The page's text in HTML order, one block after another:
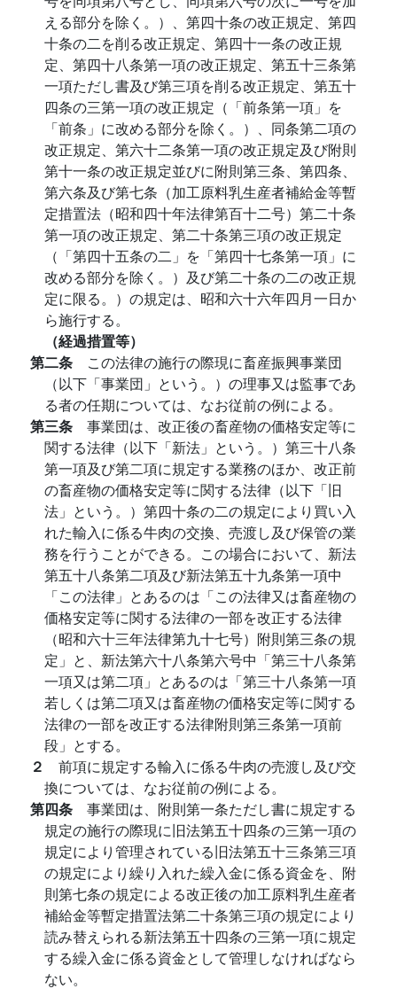
える部分を除く。）、第四十条の改正規定、第四
十条の二を削る改正規定、第四十一条の改正規
定、第四十八条第一項の改正規定、第五十三条第
一項ただし書及び第三項を削る改正規定、第五十
四条の三第一項の改正規定（「前条第一項」を
「前条」に改める部分を除く。）、同条第二項の
改正規定、第六十二条第一項の改正規定及び附則
第十一条の改正規定並びに附則第三条、第四条、
第六条及び第七条（加工原料乳生産者補給金等暫
定措置法（昭和四十年法律第百十二号）第二十条
第一項の改正規定、第二十条第三項の改正規定
（「第四十五条の二」を「第四十七条第一項」に
改める部分を除く。）及び第二十条の二の改正規
定に限る。）の規定は、昭和六十六年四月一日か
ら施行する。
（経過措置等）
第二条 この法律の施行の際現に畜産振興事業団
（以下「事業団」という。）の理事又は監事であ
る者の任期については、なお従前の例による。
第三条 事業団は、改正後の畜産物の価格安定等に
関する法律（以下「新法」という。）第三十八条
第一項及び第二項に規定する業務のほか、改正前
の畜産物の価格安定等に関する法律（以下「旧
法」という。）第四十条の二の規定により買い入
れた輸入に係る牛肉の交換、売渡し及び保管の業
務を行うことができる。この場合において、新法
第五十八条第二項及び新法第五十九条第一項中
「この法律」とあるのは「この法律又は畜産物の
価格安定等に関する法律の一部を改正する法律
（昭和六十三年法律第九十七号）附則第三条の規
定」と、新法第六十八条第六号中「第三十八条第
一項又は第二項」とあるのは「第三十八条第一項
若しくは第二項又は畜産物の価格安定等に関する
法律の一部を改正する法律附則第三条第一項前
段」とする。
２ 前項に規定する輸入に係る牛肉の売渡し及び交
換については、なお従前の例による。
第四条 事業団は、附則第一条ただし書に規定する
規定の施行の際現に旧法第五十四条の三第一項の
規定により管理されている旧法第五十三条第三項
の規定により繰り入れた繰入金に係る資金を、附
則第七条の規定による改正後の加工原料乳生産者
補給金等暫定措置法第二十条第三項の規定により
読み替えられる新法第五十四条の三第一項に規定
する繰入金に係る資金として管理しなければなら
ない。